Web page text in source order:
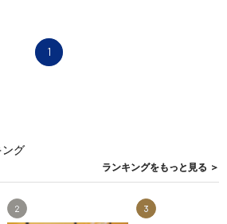
1
ング
ランキングをもっと見る ＞
2 3